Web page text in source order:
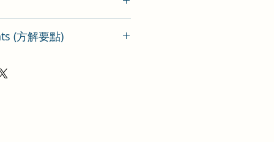
(方解要點)